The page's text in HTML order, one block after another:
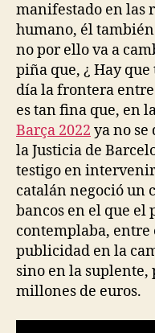
manifestado en las
humano, él
no por ello va a
piña que, ¿ Hay
día la frontera
es tan fina que, en
Barça 2022 ya no se
la Justicia de
testigo en
catalán negoció un
bancos en el que el
contemplaba, entre
publicidad en la
sino en la suplente,
millones de euros.